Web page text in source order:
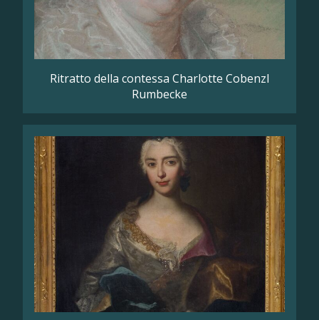
Ritratto della contessa Charlotte Cobenzl
Rumbecke